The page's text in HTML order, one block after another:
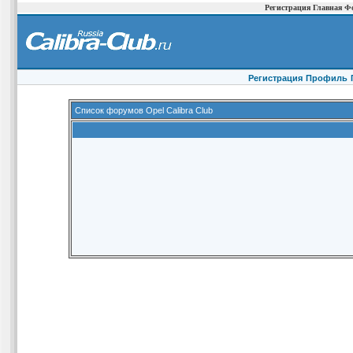
Регистрация Главная
Регистрация Профиль
Список форумов Opel Calibra Club